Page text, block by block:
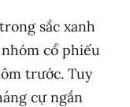
sắc xanh
cổ phiếu
trước. Tuy
cự ngắn